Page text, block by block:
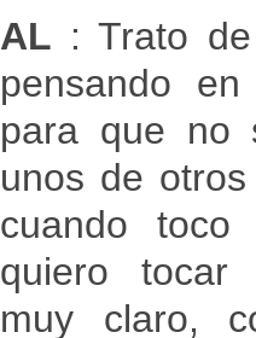
AL : Trato
pensando
para que no
unos de
cuando toco
quiero tocar
muy claro,